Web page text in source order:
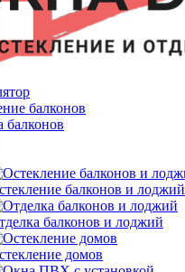
балконов
балконов
балконов и лоджий
балконов и лоджий
домов